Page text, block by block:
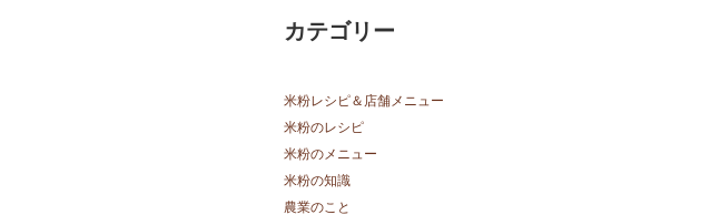
カテゴリー
米粉レシピ＆店舗メニュー
米粉のレシピ
米粉のメニュー
米粉の知識
農業のこと